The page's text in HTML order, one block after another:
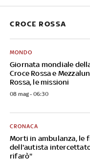
CROCE ROSSA
Giornata mondiale
Croce Rossa e
Rossa, le missioni
MONDO
08 mag - 06:30
Morti in ambulanza, le
dell'autista
rifarò"
CRONACA